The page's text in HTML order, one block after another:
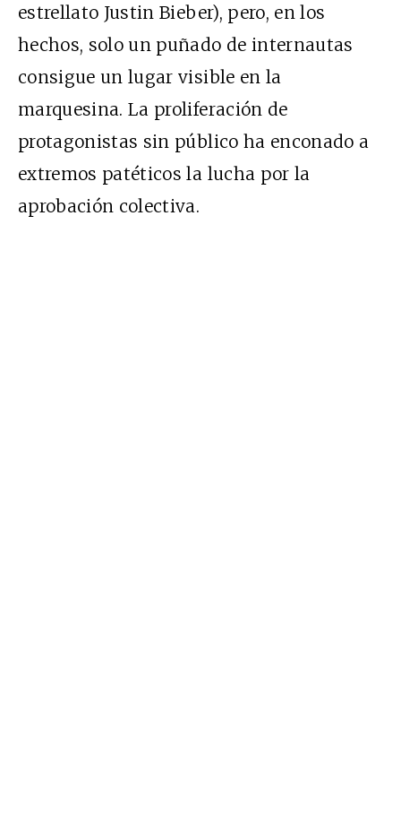
estrellato Justin Bieber), pero, en los
hechos, solo un puñado de internautas
consigue un lugar visible en la
marquesina. La proliferación de
protagonistas sin público ha enconado a
extremos patéticos la lucha por la
aprobación colectiva.